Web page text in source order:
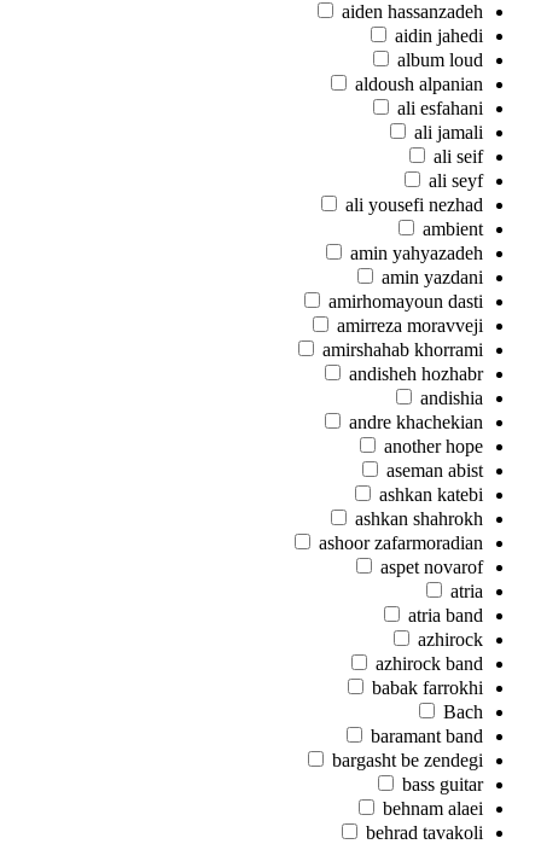
aiden hassanzadeh
aidin jahedi
album loud
aldoush alpanian
ali esfahani
ali jamali
ali seif
ali seyf
ali yousefi nezhad
ambient
amin yahyazadeh
amin yazdani
amirhomayoun dasti
amirreza moravveji
amirshahab khorrami
andisheh hozhabr
andishia
andre khachekian
another hope
aseman abist
ashkan katebi
ashkan shahrokh
ashoor zafarmoradian
aspet novarof
atria
atria band
azhirock
azhirock band
babak farrokhi
Bach
baramant band
bargasht be zendegi
bass guitar
behnam alaei
behrad tavakoli